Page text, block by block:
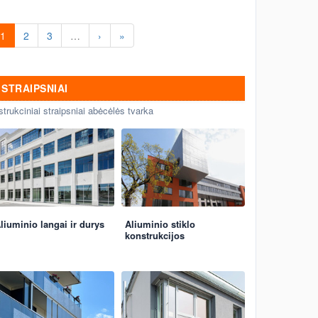
1 2 3 … › »
STRAIPSNIAI
straipsniai abėcėlės tvarka
langai ir durys
Aliuminio stiklo
konstrukcijos